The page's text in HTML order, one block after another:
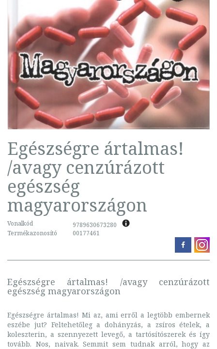
Egészségre ártalmas!
/avagy cenzúrázott
egészség
magyarországon
Vonalkód
9789630673280
Termékazonosító
00177461
Egészségre ártalmas! /avagy cenzúrázott
egészség magyarországon
Egészségre ártalmas! Mi az, ami erről a legtöbb embernek
eszébe jut? Feltehetőleg a dohányzás, a zsíros ételek, a
koleszterin, a szennyezett levegő, a tartósítószerek és így
tovább. Nos, naivak. Semmit sem tudnak arról, hogy az